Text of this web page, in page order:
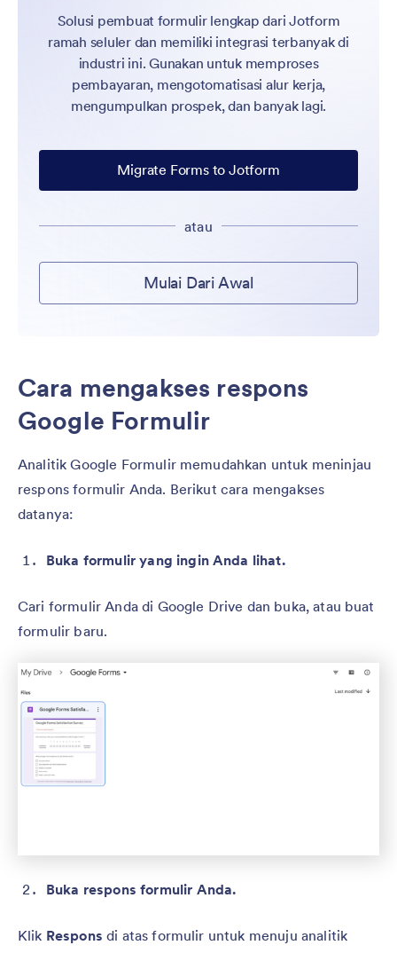
Solusi pembuat formulir lengkap dari Jotform
ramah seluler dan memiliki integrasi terbanyak di
industri ini. Gunakan untuk memproses
pembayaran, mengotomatisasi alur kerja,
mengumpulkan prospek, dan banyak lagi.
Migrate Forms to Jotform
atau
Mulai Dari Awal
Cara mengakses respons
Google Formulir
Analitik Google Formulir memudahkan untuk meninjau
respons formulir Anda. Berikut cara mengakses
datanya:
Buka formulir yang ingin Anda lihat.
Cari formulir Anda di Google Drive dan buka, atau buat
formulir baru.
Buka respons formulir Anda.
Klik Respons di atas formulir untuk menuju analitik